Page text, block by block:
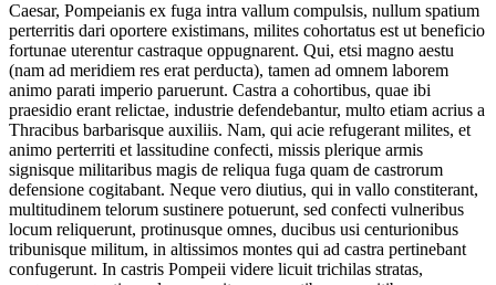
Caesar, Pompeianis ex fuga intra vallum compulsis, nullum spatium
perterritis dari oportere existimans, milites cohortatus est ut beneficio
fortunae uterentur castraque oppugnarent. Qui, etsi magno aestu
(nam ad meridiem res erat perducta), tamen ad omnem laborem
animo parati imperio paruerunt. Castra a cohortibus, quae ibi
praesidio erant relictae, industrie defendebantur, multo etiam acrius a
Thracibus barbarisque auxiliis. Nam, qui acie refugerant milites, et
animo perterriti et lassitudine confecti, missis plerique armis
signisque militaribus magis de reliqua fuga quam de castrorum
defensione cogitabant. Neque vero diutius, qui in vallo constiterant,
multitudinem telorum sustinere potuerunt, sed confecti vulneribus
locum reliquerunt, protinusque omnes, ducibus usi centurionibus
tribunisque militum, in altissimos montes qui ad castra pertinebant
confugerunt. In castris Pompeii videre licuit trichilas stratas,